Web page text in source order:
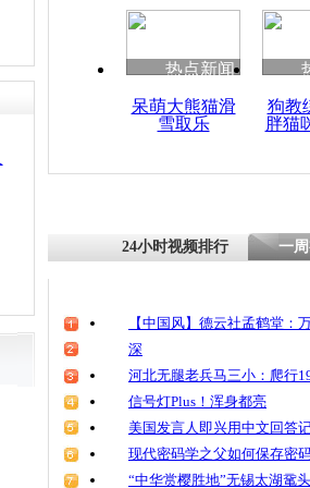
热点新闻
呆萌大熊猫滑
雪取乐
狗教
胖猫
24小时视频排行 一
【中国风】德云社孟鹤堂：
深
河北无腿老兵马三小：爬行
信号灯Plus！浑身都亮
美国发言人即兴用中文回答
现代密码学之父如何保存
“中华赏樱胜地”无锡太湖鼋